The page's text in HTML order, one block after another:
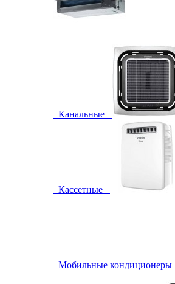
Канальные
Кассетные
Мобильные кондиционеры